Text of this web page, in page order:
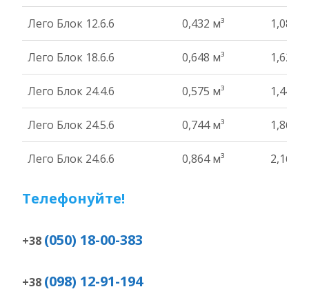
Лего Блок 12.6.6 0,432 м³ 1,08 т
Лего Блок 18.6.6 0,648 м³ 1,62 т
Лего Блок 24.4.6 0,575 м³ 1,44 т
Лего Блок 24.5.6 0,744 м³ 1,86 т
Лего Блок 24.6.6 0,864 м³ 2,16 т
Телефонуйте!
+38 (050) 18-00-383
+38 (098) 12-91-194